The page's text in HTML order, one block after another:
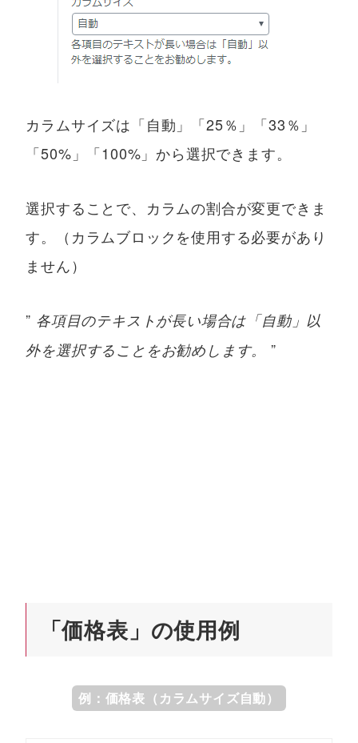
カラムサイズは「自動」「25％」「33％」
「50%」「100%」から選択できます。
選択することで、カラムの割合が変更できま
す。（カラムブロックを使用する必要があり
ません）
” 各項目のテキストが長い場合は「自動」以
外を選択することをお勧めします。
”
「価格表」の使用例
例：価格表（カラムサイズ自動）